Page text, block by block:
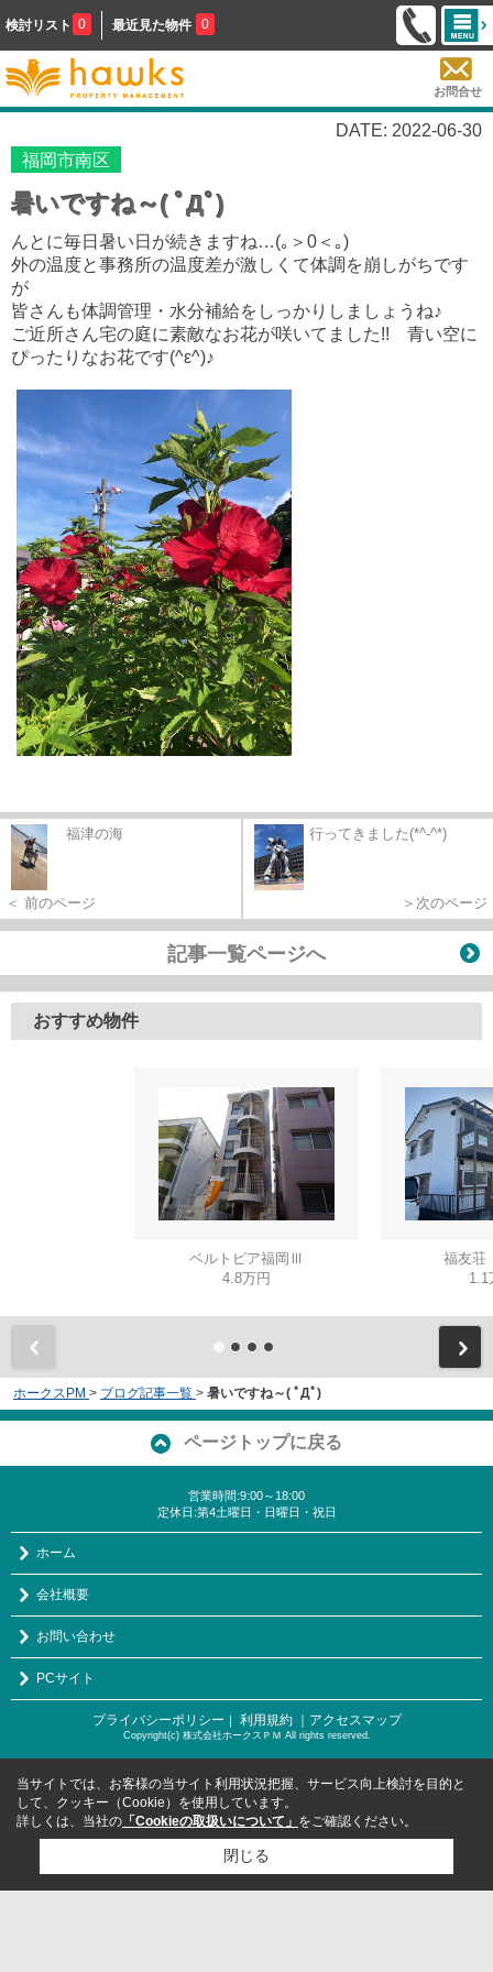
検討リスト 0 最近見た物件 0
お問合せ
DATE: 2022-06-30
福岡市南区
暑いですね～( ﾟДﾟ)
んとに毎日暑い日が続きますね…(｡＞0＜｡)
外の温度と事務所の温度差が激しくて体調を崩しがちです
が
皆さんも体調管理・水分補給をしっかりしましょうね♪
ご近所さん宅の庭に素敵なお花が咲いてました!! 青い空に
ぴったりなお花です(^ε^)♪
福津の海
＜ 前のページ
行ってきました(*^-^*)
＞次のページ
記事一覧ページへ
おすすめ物件
ベルトピア福岡Ⅲ
4.8万円
福友荘
1.1
ホークスPM > ブログ記事一覧 > 暑いですね～( ﾟДﾟ)
ページトップに戻る
営業時間:9:00～18:00
定休日:第4土曜日・日曜日・祝日
ホーム
会社概要
お問い合わせ
PCサイト
プライバシーポリシー 利用規約 ｜アクセスマップ
Copyright(c) 株式会社ホークスＰＭ All rights reserved.
当サイトでは、お客様の当サイト利用状況把握、サービス向上検討を目的と
して、クッキー（Cookie）を使用しています。
詳しくは、当社の 「Cookieの取扱いについて」 をご確認ください。
閉じる